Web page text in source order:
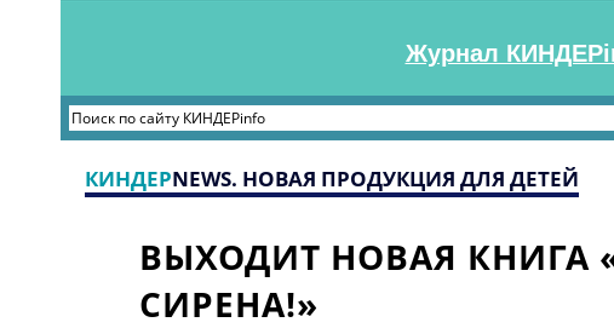
Журнал
КИНДЕРNEWS. НОВАЯ ПРОДУКЦИЯ ДЛЯ ДЕТЕЙ
ВЫХОДИТ НОВАЯ КНИГА
СИРЕНА!»